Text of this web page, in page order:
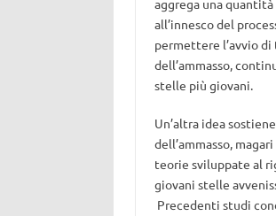
aggrega una
all’innesco del
permettere l’avvio
dell’ammasso,
stelle più giovani.
Un’altra idea
dell’ammasso,
teorie sviluppate al
giovani stelle
Precedenti studi